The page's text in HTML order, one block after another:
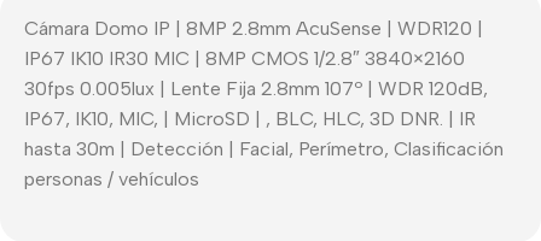
Cámara Domo IP | 8MP 2.8mm AcuSense | WDR120 |
IP67 IK10 IR30 MIC | 8MP CMOS 1/2.8″ 3840×2160
30fps 0.005lux | Lente Fija 2.8mm 107º | WDR 120dB,
IP67, IK10, MIC, | MicroSD | , BLC, HLC, 3D DNR. | IR
hasta 30m | Detección | Facial, Perímetro, Clasificación
personas / vehículos